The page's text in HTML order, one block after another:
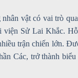
vật có vai trò
viện Sử Lai Khắc.
trận chiến lớn.
Các, trở thành